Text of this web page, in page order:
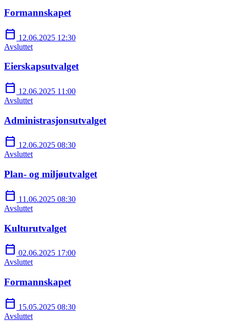
Formannskapet
calendar_today 12.06.2025 12:30
Avsluttet
Eierskapsutvalget
calendar_today 12.06.2025 11:00
Avsluttet
Administrasjonsutvalget
calendar_today 12.06.2025 08:30
Avsluttet
Plan- og miljøutvalget
calendar_today 11.06.2025 08:30
Avsluttet
Kulturutvalget
calendar_today 02.06.2025 17:00
Avsluttet
Formannskapet
calendar_today 15.05.2025 08:30
Avsluttet